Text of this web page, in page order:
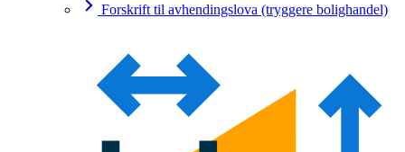
Forskrift til avhendingslova (tryggere bolighandel)